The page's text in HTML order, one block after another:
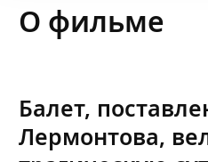
О фильме
Балет,
Лермонтова,